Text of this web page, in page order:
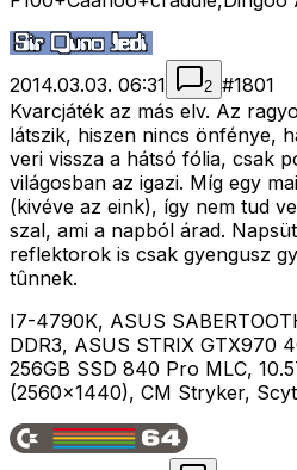
2014.03.03. 06:31 2 #1801
Kvarcjáték az más elv. Az
látszik, hiszen nincs önfénye,
veri vissza a hátsó fólia, csak
világosban az igazi. Míg egy
(kivéve az eink), így nem tud
szal, ami a napból árad.
reflektorok is csak gyengusz
tûnnek.
I7-4790K, ASUS
DDR3, ASUS STRIX GTX970
256GB SSD 840 Pro MLC,
(2560x1440), CM Stryker,